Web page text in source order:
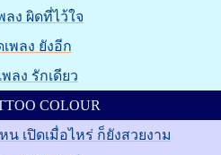
ลง ผิดที่ไว้ใจ
พลง ยังอีก
ลง รักเดียว
COLOUR
น เปิดเมื่อไหร่ ก็ยังสวยงาม